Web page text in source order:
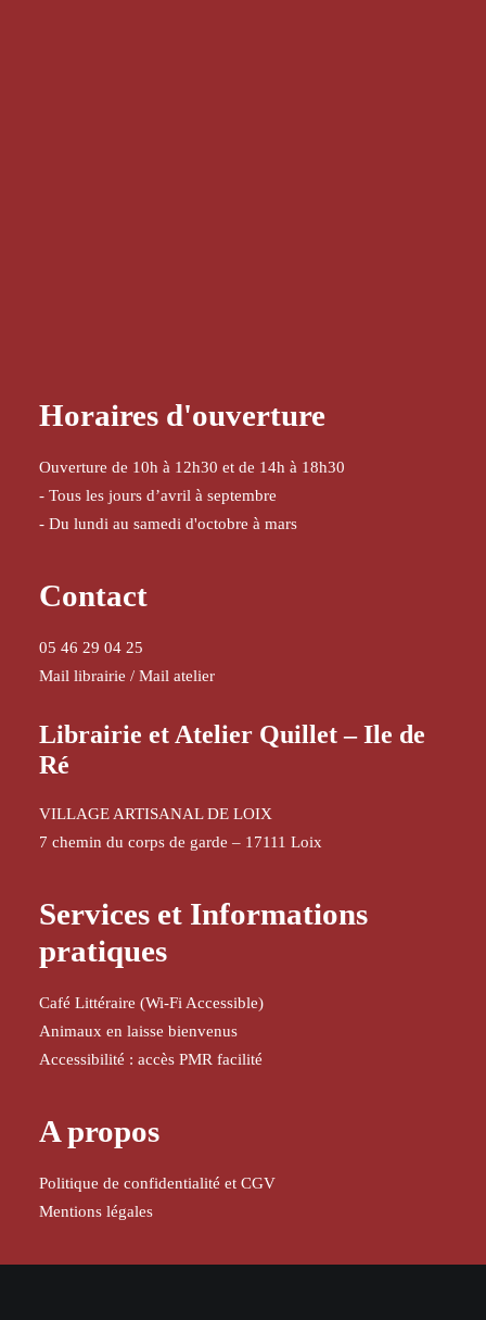
Horaires d'ouverture
Ouverture de 10h à 12h30 et de 14h à 18h30
- Tous les jours d’avril à septembre
- Du lundi au samedi d'octobre à mars
Contact
05 46 29 04 25
Mail librairie / Mail atelier
Librairie et Atelier Quillet – Ile de
Ré
VILLAGE ARTISANAL DE LOIX
7 chemin du corps de garde – 17111 Loix
Services et Informations
pratiques
Café Littéraire (Wi-Fi Accessible)
Animaux en laisse bienvenus
Accessibilité : accès PMR facilité
A propos
Politique de confidentialité et CGV
Mentions légales